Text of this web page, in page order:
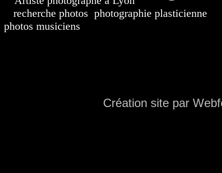
recherche photos photographie plasticienne
photos musiciens
Création site par